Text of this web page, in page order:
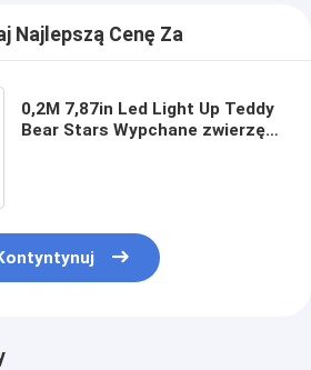
Najlepszą Cenę Za
0,2M 7,87in Led Light Up Teddy
Bear Stars Wypchane zwierzę,